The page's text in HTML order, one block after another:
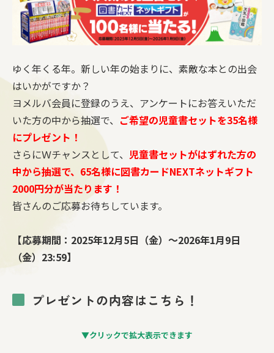
ゆく年くる年。新しい年の始まりに、素敵な本との出会
はいかがですか？
ヨメルバ会員に登録のうえ、アンケートにお答えいただ
いた方の中から抽選で、 ご希望の児童書セットを35名様
にプレゼント！
さらにＷチャンスとして、 児童書セットがはずれた方の
中から抽選で、65名様に図書カードNEXTネットギフト
2000円分が当たります！
皆さんのご応募お待ちしています。
【応募期間：2025年12月5日（金）～2026年1月9日
（金）23:59】
プレゼントの内容はこちら！
▼クリックで拡大表示できます